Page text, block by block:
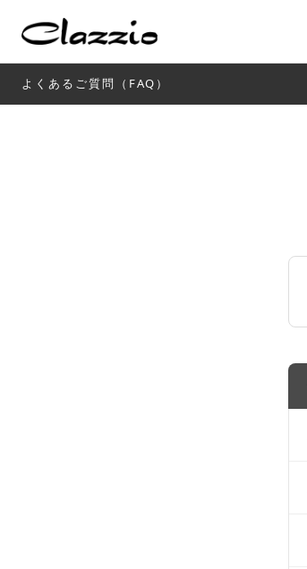
よくあるご質問（FAQ）